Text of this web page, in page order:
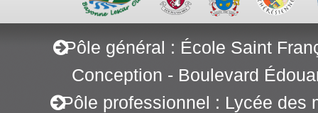
Pôle général : École Saint
Conception - Boulevard
Pôle professionnel : Lycée des